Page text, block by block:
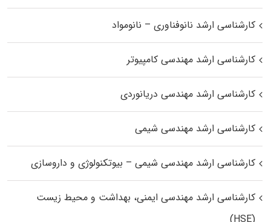
کارشناسی ارشد نانوفناوری – نانومواد
کارشناسی ارشد مهندسی کامپیوتر
کارشناسی ارشد مهندسی دریانوردی
کارشناسی ارشد مهندسی شیمی
کارشناسی ارشد مهندسی شیمی – بیوتکنولوژی و داروسازی
کارشناسی ارشد مهندسی ایمنی، بهداشت و محیط زیست